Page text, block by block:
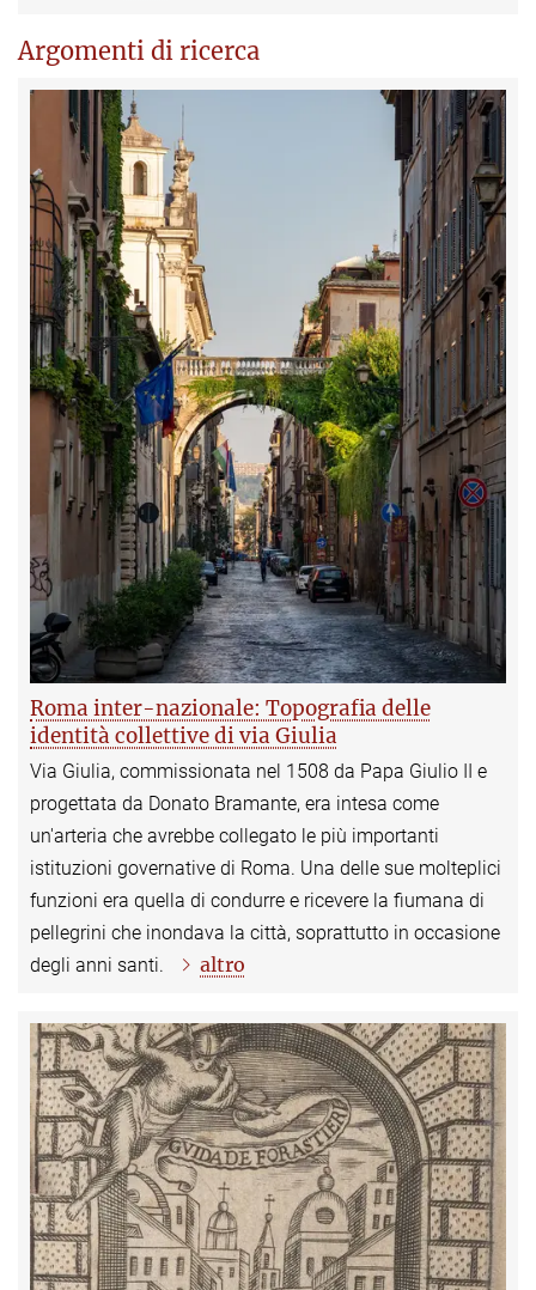
Argomenti di ricerca
Roma inter-nazionale: Topografia delle
identità collettive di via Giulia
Via Giulia, commissionata nel 1508 da Papa Giulio II e
progettata da Donato Bramante, era intesa come
un'arteria che avrebbe collegato le più importanti
istituzioni governative di Roma. Una delle sue molteplici
funzioni era quella di condurre e ricevere la fiumana di
pellegrini che inondava la città, soprattutto in occasione
degli anni santi.
altro